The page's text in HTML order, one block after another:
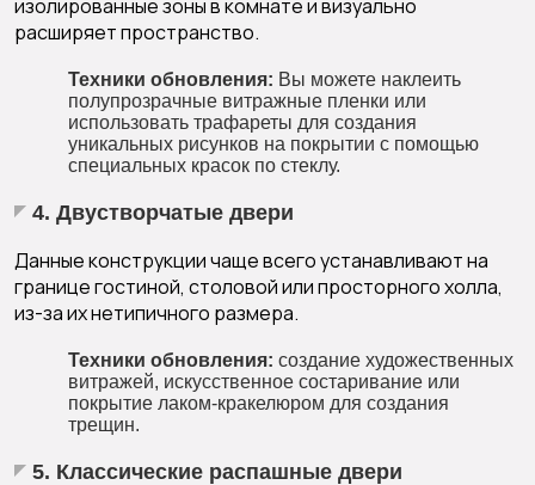
изолированные зоны в комнате и визуально
расширяет пространство.
Техники обновления: Вы можете наклеить
полупрозрачные витражные пленки или
использовать трафареты для создания
уникальных рисунков на покрытии с помощью
специальных красок по стеклу.
4. Двустворчатые двери
Данные конструкции чаще всего устанавливают на
границе гостиной, столовой или просторного холла,
из-за их нетипичного размера.
Техники обновления: создание художественных
витражей, искусственное состаривание или
покрытие лаком-кракелюром для создания
трещин.
5. Классические распашные двери